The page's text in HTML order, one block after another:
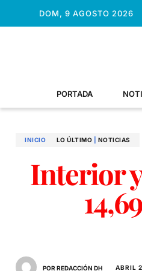
DOM, 9 AGOSTO 2026
PORTADA
INICIO LO ÚLTIMO NOTICIAS
Interior
POR REDACCIÓN DH ABRIL